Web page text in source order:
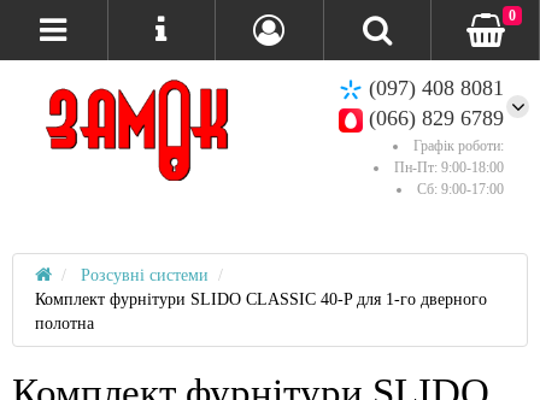
(097) 408 8081
(066) 829 6789
Графік роботи:
Пн-Пт: 9:00-18:00
Сб: 9:00-17:00
0
Розсувні системи
Комплект фурнітури SLIDO CLASSIC 40-P для 1-го дверного
полотна